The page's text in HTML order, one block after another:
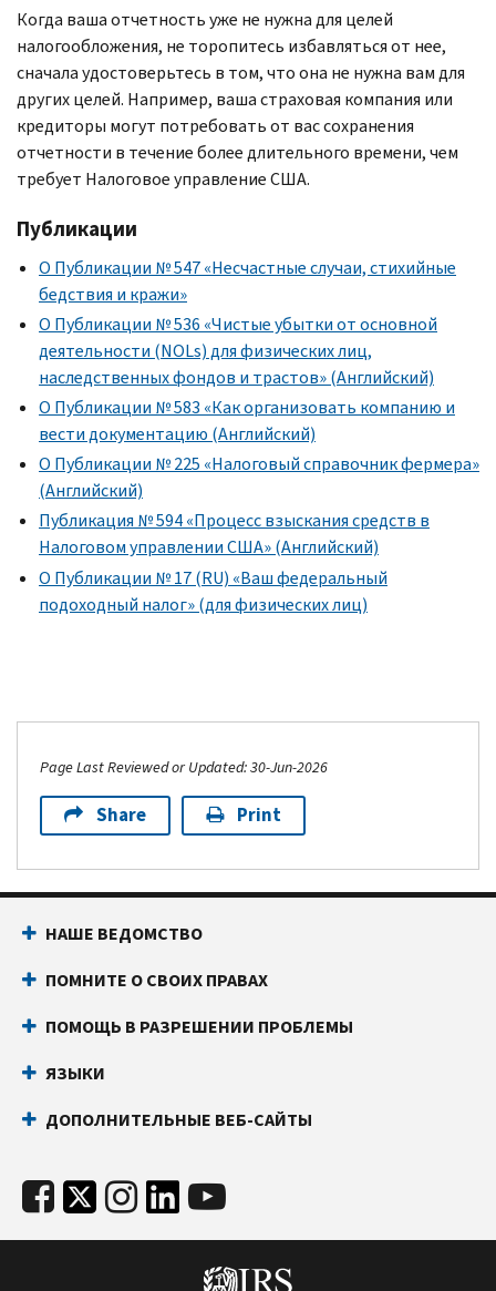
Когда ваша отчетность уже не нужна для целей
налогообложения, не торопитесь избавляться от нее,
сначала удостоверьтесь в том, что она не нужна вам для
других целей. Например, ваша страховая компания или
кредиторы могут потребовать от вас сохранения
отчетности в течение более длительного времени, чем
требует Налоговое управление США.
Публикации
О Публикации № 547 «Несчастные случаи, стихийные
бедствия и кражи»
О Публикации № 536 «Чистые убытки от основной
деятельности (NOLs) для физических лиц,
наследственных фондов и трастов» (Английский)
О Публикации № 583 «Как организовать компанию и
вести документацию (Английский)
О Публикации № 225 «Налоговый справочник фермера»
(Английский)
Публикация № 594 «Процесс взыскания средств в
Налоговом управлении США» (Английский)
О Публикации № 17 (RU) «Ваш федеральный
подоходный налог» (для физических лиц)
Page Last Reviewed or Updated: 30-Jun-2026
Share Print
НАШЕ ВЕДОМСТВО
ПОМНИТЕ О СВОИХ ПРАВАХ
ПОМОЩЬ В РАЗРЕШЕНИИ ПРОБЛЕМЫ
ЯЗЫКИ
ДОПОЛНИТЕЛЬНЫЕ ВЕБ-САЙТЫ